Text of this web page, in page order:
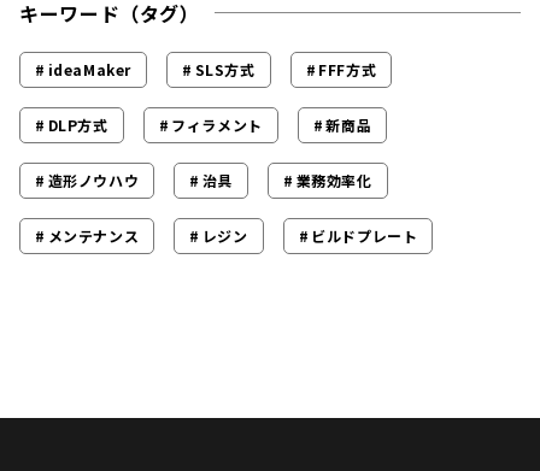
キーワード（タグ）
ideaMaker SLS方式 FFF方式
DLP方式 フィラメント 新商品
造形ノウハウ 治具 業務効率化
メンテナンス レジン ビルドプレート